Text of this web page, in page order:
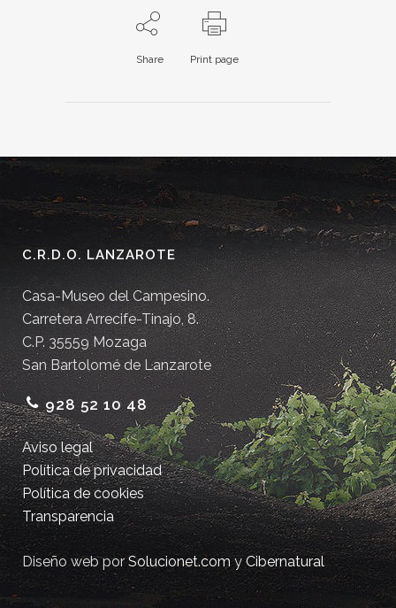
Share Print page
C.R.D.O. LANZAROTE
Casa-Museo del Campesino.
Carretera Arrecife-Tinajo, 8.
C.P. 35559 Mozaga
San Bartolomé de Lanzarote
928 52 10 48
Aviso legal
Política de privacidad
Política de cookies
Transparencia
Diseño web porSolucionet.comyCibernatural